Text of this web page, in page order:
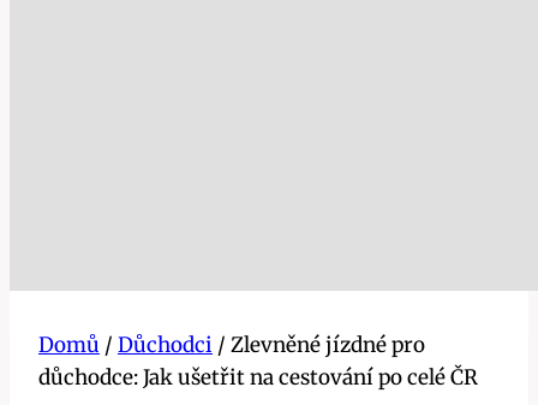
Domů / Důchodci / Zlevněné jízdné pro
důchodce: Jak ušetřit na cestování po celé ČR